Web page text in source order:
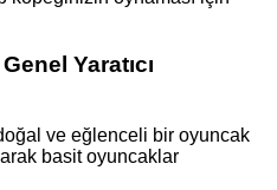
Yaratıcı
ve eğlenceli bir oyuncak
basit oyuncaklar